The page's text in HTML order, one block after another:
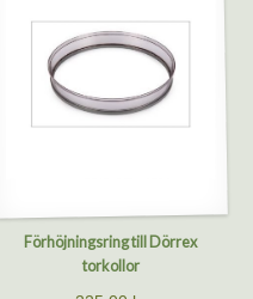
Förhöjningsring till Dörrex
torkollor